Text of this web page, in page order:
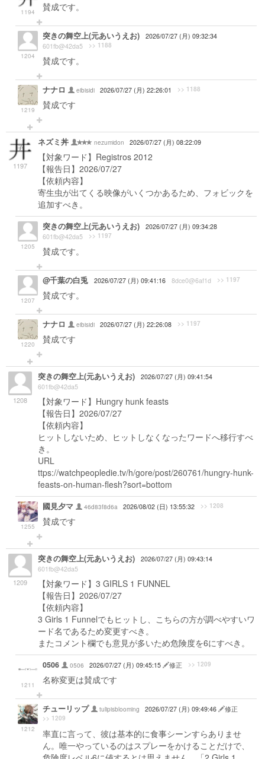
1194 賛成です。
1204
突きの舞空上(元あいうえお)
2026/07/27 (月) 09:32:34
601fb@42da5
>> 1188
賛成です。
1219
ナナロ eibisidi 2026/07/27 (月) 22:26:01 >> 1188
賛成です
1197
ネズミ丼 nezumidon 2026/07/27 (月) 08:22:09
【対象ワード】Registros 2012
【報告日】2026/07/27
【依頼内容】
寄生虫が出てくる映像がいくつかあるため、フォビックを
追加すべき。
1205
突きの舞空上(元あいうえお)
2026/07/27 (月) 09:34:28
601fb@42da5
>> 1197
賛成です。
1207
@千葉の白兎 2026/07/27 (月) 09:41:16 8dce0@6af1d >> 1197
賛成です。
1220
ナナロ eibisidi 2026/07/27 (月) 22:26:08 >> 1197
賛成です
1208
突きの舞空上(元あいうえお)
2026/07/27 (月) 09:41:54
601fb@42da5
【対象ワード】Hungry hunk feasts
【報告日】2026/07/27
【依頼内容】
ヒットしないため、ヒットしなくなったワードへ移行すべ
き。
URL
ttps://watchpeopledie.tv/h/gore/post/260761/hungry-hunk-
feasts-on-human-flesh?sort=bottom
1255
國見夕マ 46d83f8d6a 2026/08/02 (日) 13:55:32 >> 1208
賛成です
1209
突きの舞空上(元あいうえお)
2026/07/27 (月) 09:43:14
601fb@42da5
【対象ワード】3 GIRLS 1 FUNNEL
【報告日】2026/07/27
【依頼内容】
3 Girls 1 Funnelでもヒットし、こちらの方が調べやすいワ
ード名であるため変更すべき。
またコメント欄でも意見が多いため危険度を6にすべき。
1211
0506 0506 2026/07/27 (月) 09:45:15 修正 >> 1209
名称変更は賛成です
1212
チューリップ tulipisblooming 2026/07/27 (月) 09:49:46 修正
>> 1209
率直に言って、彼は基本的に食事シーンすらありませ
ん。唯一やっているのはスプレーをかけることだけで、